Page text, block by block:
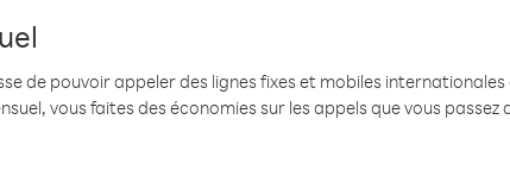
de pouvoir appeler des lignes fixes et mobiles
vous faites des économies sur les appels que vous passez